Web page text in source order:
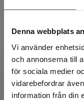
Denna webbplats
Vi använder
och annonserna till
för sociala medier
vidarebefordrar
information från din
Artikelnummer:
Upplaga:
Sidantal:
Köp- och